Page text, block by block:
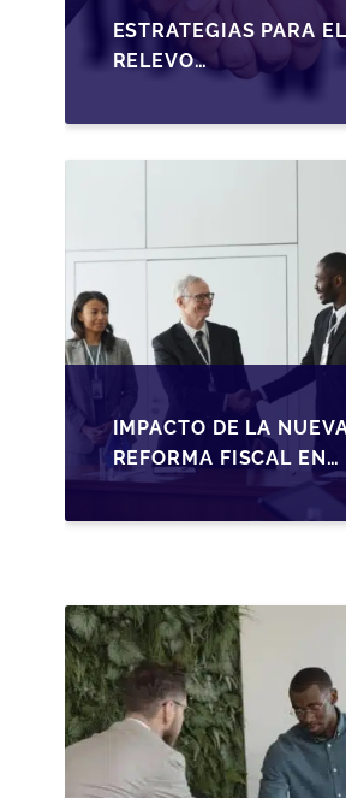
ESTRATEGIAS PARA EL
RELEVO
GENERACIONAL EN
PYMES ESPAÑOLAS
IMPACTO DE LA
REFORMA FISCAL EN
LA TRANSMISIÓN DE
PYMES EN ESPAÑA